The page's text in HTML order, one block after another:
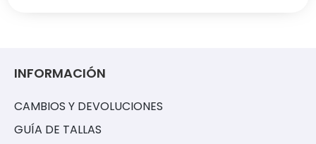
INFORMACIÓN
CAMBIOS Y DEVOLUCIONES
GUÍA DE TALLAS